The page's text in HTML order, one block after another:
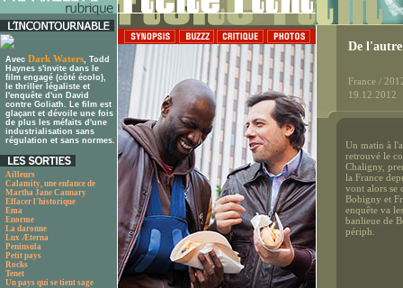
Avec Dark Waters, Todd
Haynes s'invite dans le
film engagé (côté écolo),
le thriller légaliste et
l'enquête d'un David
contre Goliath. Le film est
glaçant et dévoile une fois
de plus les méfaits d'une
industrialisation sans
régulation et sans normes.
Ailleurs
Calamity, une enfance de
Martha Jane Cannary
Effacer l'historique
Ema
Enorme
La daronne
Lux Æterna
Peninsula
Petit pays
Rocks
Tenet
Un pays qui se tient sage
De
France /
19.12.2012
Un matin à
retrouvé le
Chaligny,
la France
vont alors se
Bobigny et
enquête va
banlieue de
périph.